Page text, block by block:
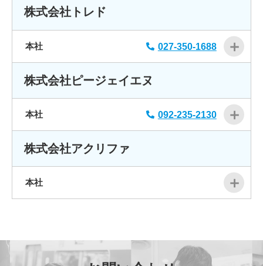
株式会社トレド
本社 027-350-1688
株式会社ピージェイエヌ
本社 092-235-2130
株式会社アクリファ
本社